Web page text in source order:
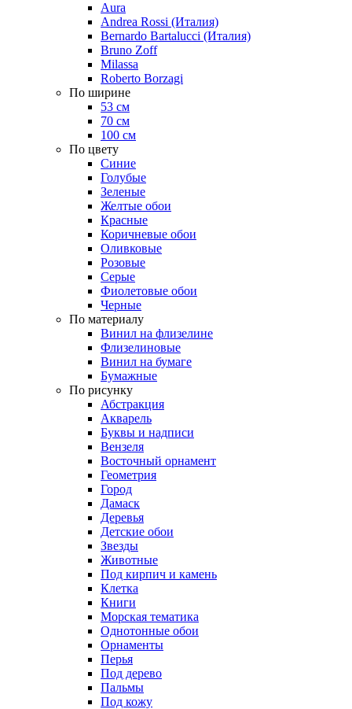
Aura
Andrea Rossi (Италия)
Bernardo Bartalucci (Италия)
Bruno Zoff
Milassa
Roberto Borzagi
По ширине
53 см
70 см
100 см
По цвету
Синие
Голубые
Зеленые
Желтые обои
Красные
Коричневые обои
Оливковые
Розовые
Серые
Фиолетовые обои
Черные
По материалу
Винил на флизелине
Флизелиновые
Винил на бумаге
Бумажные
По рисунку
Абстракция
Акварель
Буквы и надписи
Вензеля
Восточный орнамент
Геометрия
Город
Дамаск
Деревья
Детские обои
Звезды
Животные
Под кирпич и камень
Клетка
Книги
Морская тематика
Однотонные обои
Орнаменты
Перья
Под дерево
Пальмы
Под кожу